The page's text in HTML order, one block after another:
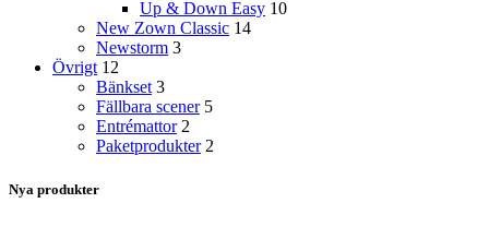
Up & Down Easy 10
New Zown Classic 14
Newstorm 3
Övrigt 12
Bänkset 3
Fällbara scener 5
Entrémattor 2
Paketprodukter 2
Nya produkter